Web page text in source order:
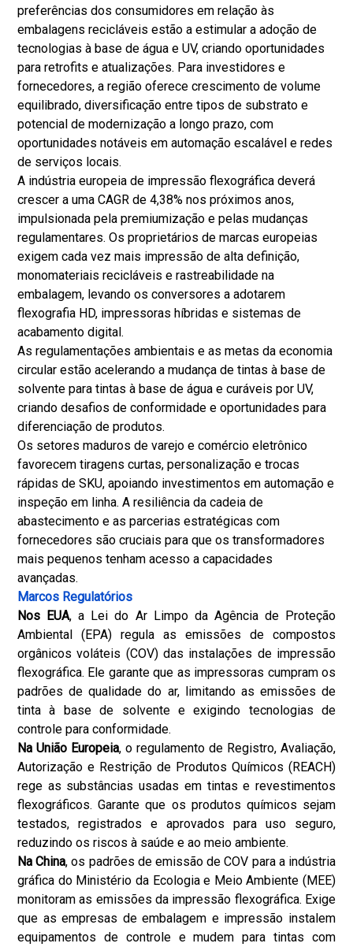
preferências dos consumidores em relação às
embalagens recicláveis ​​estão a estimular a adoção de
tecnologias à base de água e UV, criando oportunidades
para retrofits e atualizações. Para investidores e
fornecedores, a região oferece crescimento de volume
equilibrado, diversificação entre tipos de substrato e
potencial de modernização a longo prazo, com
oportunidades notáveis ​​em automação escalável e redes
de serviços locais.
A indústria europeia de impressão flexográfica deverá
crescer a uma CAGR de 4,38% nos próximos anos,
impulsionada pela premiumização e pelas mudanças
regulamentares. Os proprietários de marcas europeias
exigem cada vez mais impressão de alta definição,
monomateriais recicláveis ​​e rastreabilidade na
embalagem, levando os conversores a adotarem
flexografia HD, impressoras híbridas e sistemas de
acabamento digital.
As regulamentações ambientais e as metas da economia
circular estão acelerando a mudança de tintas à base de
solvente para tintas à base de água e curáveis ​​por UV,
criando desafios de conformidade e oportunidades para
diferenciação de produtos.
Os setores maduros de varejo e comércio eletrônico
favorecem tiragens curtas, personalização e trocas
rápidas de SKU, apoiando investimentos em automação e
inspeção em linha. A resiliência da cadeia de
abastecimento e as parcerias estratégicas com
fornecedores são cruciais para que os transformadores
mais pequenos tenham acesso a capacidades
avançadas.
Marcos Regulatórios
Nos EUA, a Lei do Ar Limpo da Agência de Proteção
Ambiental (EPA) regula as emissões de compostos
orgânicos voláteis (COV) das instalações de impressão
flexográfica. Ele garante que as impressoras cumpram os
padrões de qualidade do ar, limitando as emissões de
tinta à base de solvente e exigindo tecnologias de
controle para conformidade.
Na União Europeia, o regulamento de Registro, Avaliação,
Autorização e Restrição de Produtos Químicos (REACH)
rege as substâncias usadas em tintas e revestimentos
flexográficos. Garante que os produtos químicos sejam
testados, registrados e aprovados para uso seguro,
reduzindo os riscos à saúde e ao meio ambiente.
Na China, os padrões de emissão de COV para a indústria
gráfica do Ministério da Ecologia e Meio Ambiente (MEE)
monitoram as emissões da impressão flexográfica. Exige
que as empresas de embalagem e impressão instalem
equipamentos de controle e mudem para tintas com